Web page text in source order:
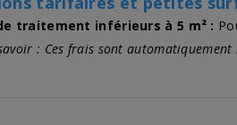
traitement inférieurs à 5 m² :
: Ces frais sont